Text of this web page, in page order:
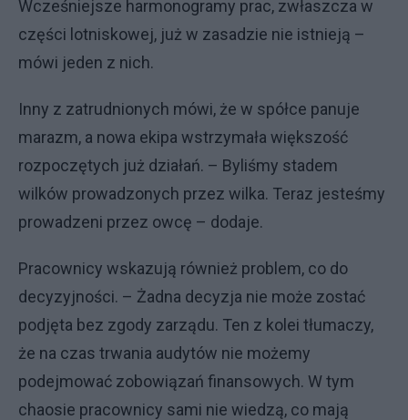
Wcześniejsze harmonogramy prac, zwłaszcza w
części lotniskowej, już w zasadzie nie istnieją –
mówi jeden z nich.
Inny z zatrudnionych mówi, że w spółce panuje
marazm, a nowa ekipa wstrzymała większość
rozpoczętych już działań. – Byliśmy stadem
wilków prowadzonych przez wilka. Teraz jesteśmy
prowadzeni przez owcę – dodaje.
Pracownicy wskazują również problem, co do
decyzyjności. – Żadna decyzja nie może zostać
podjęta bez zgody zarządu. Ten z kolei tłumaczy,
że na czas trwania audytów nie możemy
podejmować zobowiązań finansowych. W tym
chaosie pracownicy sami nie wiedzą, co mają